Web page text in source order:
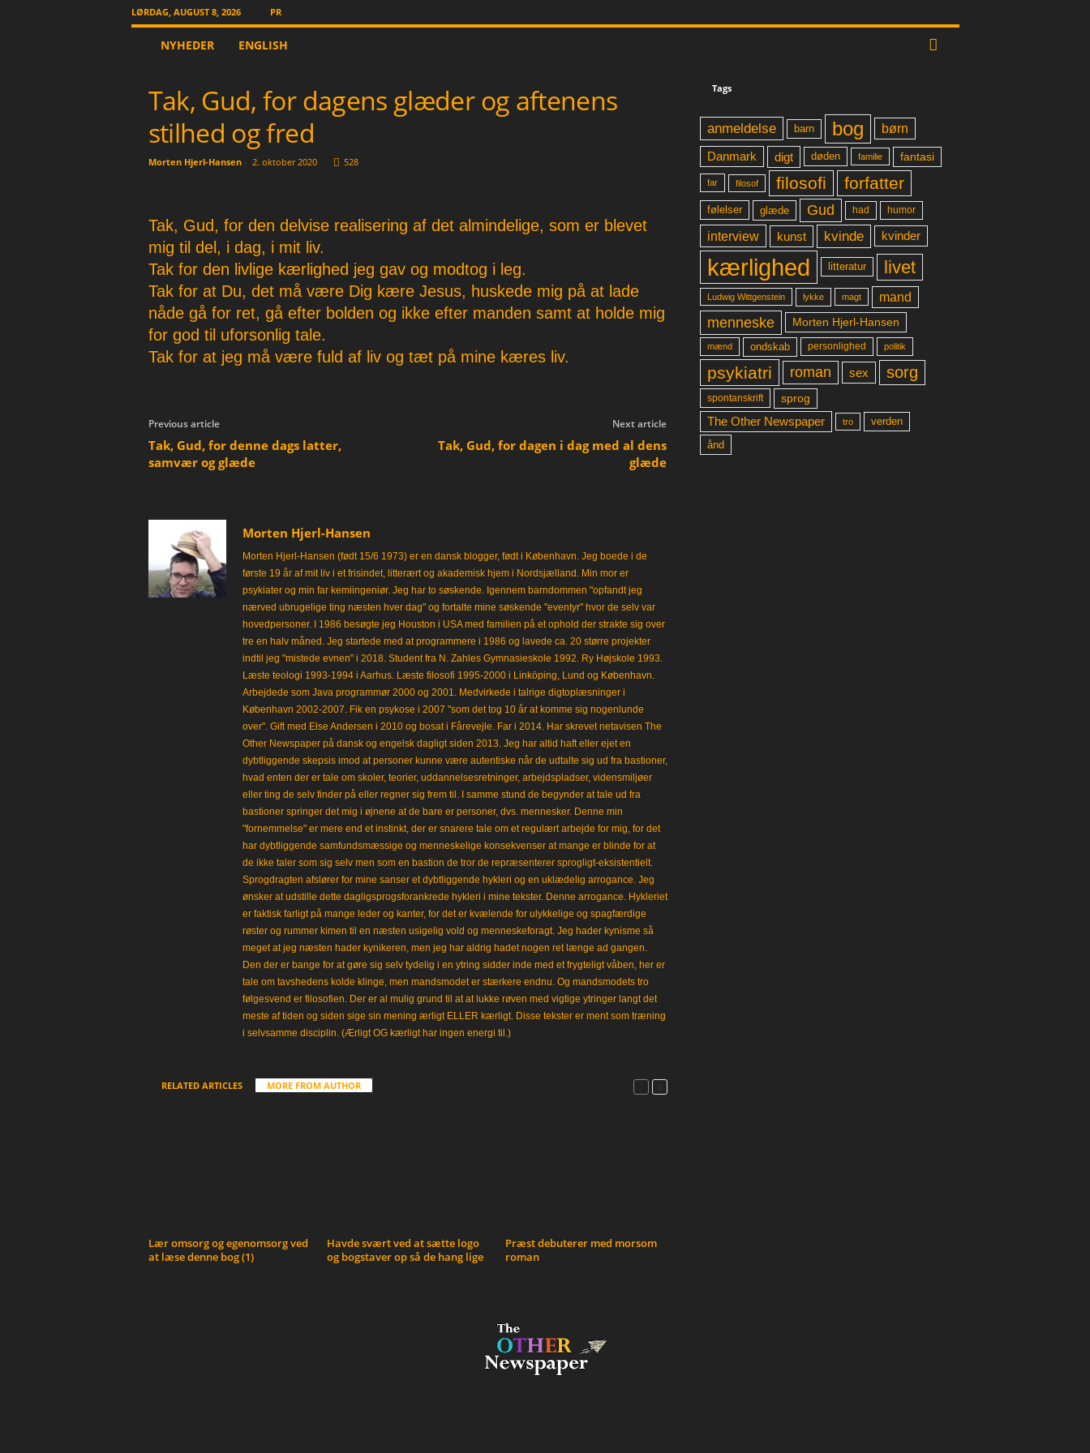
LØRDAG, AUGUST 8, 2026
PR
T
NYHEDER ENGLISH
Tak, Gud, for dagens glæder og aftenens
stilhed og fred
Morten Hjerl-Hansen- 2. oktober 2020 528
Tak, Gud, for den delvise realisering af det almindelige, som er blevet
mig til del, i dag, i mit liv.
Tak for den livlige kærlighed jeg gav og modtog i leg.
Tak for at Du, det må være Dig kære Jesus, huskede mig på at lade
nåde gå for ret, gå efter bolden og ikke efter manden samt at holde mig
for god til uforsonlig tale.
Tak for at jeg må være fuld af liv og tæt på mine kæres liv.
Previous article
Tak, Gud, for denne dags latter,
samvær og glæde
Next article
Tak, Gud, for dagen i dag med al dens
glæde
Morten Hjerl-Hansen
Morten Hjerl-Hansen (født 15/6 1973) er en dansk blogger, født i København. Jeg boede i de
første 19 år af mit liv i et frisindet, litterært og akademisk hjem i Nordsjælland. Min mor er
psykiater og min far kemiingeniør. Jeg har to søskende. Igennem barndommen "opfandt jeg
nærved ubrugelige ting næsten hver dag" og fortalte mine søskende "eventyr" hvor de selv var
hovedpersoner. I 1986 besøgte jeg Houston i USA med familien på et ophold der strakte sig over
tre en halv måned. Jeg startede med at programmere i 1986 og lavede ca. 20 større projekter
indtil jeg "mistede evnen" i 2018. Student fra N. Zahles Gymnasieskole 1992. Ry Højskole 1993.
Læste teologi 1993-1994 i Aarhus. Læste filosofi 1995-2000 i Linköping, Lund og København.
Arbejdede som Java programmør 2000 og 2001. Medvirkede i talrige digtoplæsninger i
København 2002-2007. Fik en psykose i 2007 "som det tog 10 år at komme sig nogenlunde
over". Gift med Else Andersen i 2010 og bosat i Fårevejle. Far i 2014. Har skrevet netavisen The
Other Newspaper på dansk og engelsk dagligt siden 2013. Jeg har altid haft eller ejet en
dybtliggende skepsis imod at personer kunne være autentiske når de udtalte sig ud fra bastioner,
hvad enten der er tale om skoler, teorier, uddannelsesretninger, arbejdspladser, vidensmiljøer
eller ting de selv finder på eller regner sig frem til. I samme stund de begynder at tale ud fra
bastioner springer det mig i øjnene at de bare er personer, dvs. mennesker. Denne min
"fornemmelse" er mere end et instinkt, der er snarere tale om et regulært arbejde for mig, for det
har dybtliggende samfundsmæssige og menneskelige konsekvenser at mange er blinde for at
de ikke taler som sig selv men som en bastion de tror de repræsenterer sprogligt-eksistentielt.
Sprogdragten afslører for mine sanser et dybtliggende hykleri og en uklædelig arrogance. Jeg
ønsker at udstille dette dagligsprogsforankrede hykleri i mine tekster. Denne arrogance. Hykleriet
er faktisk farligt på mange leder og kanter, for det er kvælende for ulykkelige og spagfærdige
røster og rummer kimen til en næsten usigelig vold og menneskeforagt. Jeg hader kynisme så
meget at jeg næsten hader kynikeren, men jeg har aldrig hadet nogen ret længe ad gangen.
Den der er bange for at gøre sig selv tydelig i en ytring sidder inde med et frygteligt våben, her er
tale om tavshedens kolde klinge, men mandsmodet er stærkere endnu. Og mandsmodets tro
følgesvend er filosofien. Der er al mulig grund til at at lukke røven med vigtige ytringer langt det
meste af tiden og siden sige sin mening ærligt ELLER kærligt. Disse tekster er ment som træning
i selvsamme disciplin. (Ærligt OG kærligt har ingen energi til.)
RELATED ARTICLES MORE FROM AUTHOR
Lær omsorg og egenomsorg ved
at læse denne bog (1)
Havde svært ved at sætte logo
og bogstaver op så de hang lige
Præst debuterer med morsom
roman
Tags
anmeldelse barn bog børn
Danmark digt døden familie fantasi
far filosof filosofi forfatter
følelser glæde Gud had humor
interview kunst kvinde kvinder
kærlighed litteratur livet
Ludwig Wittgenstein lykke magt mand
menneske Morten Hjerl-Hansen
mænd ondskab personlighed politik
psykiatri roman sex sorg
spontanskrift sprog
The Other Newspaper tro verden
ånd